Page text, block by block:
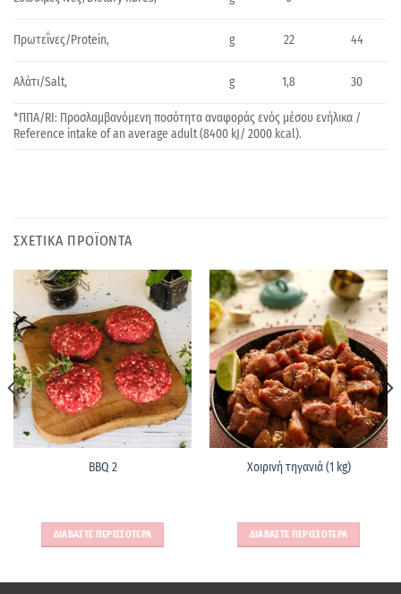
Πρωτεΐνες/Protein, g 22 44
Αλάτι/Salt, g 1,8 30
*ΠΠΑ/RI: Προσλαμβανόμενη ποσότητα αναφοράς ενός μέσου ενήλικα /
Reference intake of an average adult (8400 kJ/ 2000 kcal).
ΣΧΕΤΙΚΑ ΠΡΟΪΟΝΤΑ
ΒBQ 2
ΔΙΑΒΑΣΤΕ ΠΕΡΙΣΣΟΤΕΡΑ
Χοιρινή τηγανιά (1 kg)
ΔΙΑΒΑΣΤΕ ΠΕΡΙΣΣΟΤΕΡΑ